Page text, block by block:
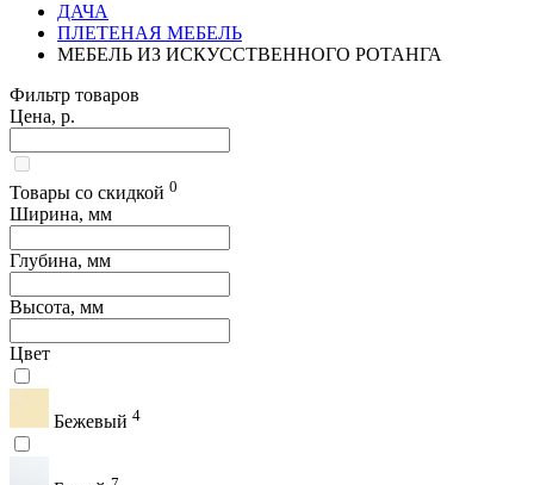
ДАЧА
ПЛЕТЕНАЯ МЕБЕЛЬ
МЕБЕЛЬ ИЗ ИСКУССТВЕННОГО РОТАНГА
Фильтр товаров
Цена, р.
Товары со скидкой 0
Ширина, мм
Глубина, мм
Высота, мм
Цвет
Бежевый 4